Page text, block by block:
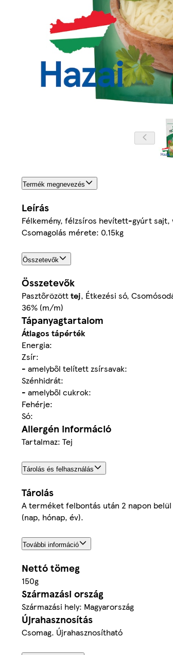
Termék megnevezés
Leírás
Félkemény, félzsíros hevített-gyúrt sajt,
Csomagolás mérete: 0.15kg
Összetevők
Összetevők
Pasztőrözötttej, Étkezési só,
36% (m/m)
Tápanyagtartalom
Átlagos tápérték
Energia:
Zsír:
- amelyből telített zsírsavak:
Szénhidrát:
- amelyből cukrok:
Fehérje:
Só:
Allergén információ
Tartalmaz: Tej
Tárolás és felhasználás
Tárolás
A terméket felbontás után 2 napon
(nap, hónap, év).
További információ
Nettó tömeg
150g
Származási ország
Származási hely: Magyarország
Újrahasznosítás
Csomag. Újrahasznosítható